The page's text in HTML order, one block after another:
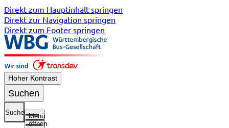
Direkt zum Hauptinhalt springen
Direkt zur Navigation springen
Direkt zum Footer springen
Hoher Kontrast
Suchen
Suche
Menü
öffnen